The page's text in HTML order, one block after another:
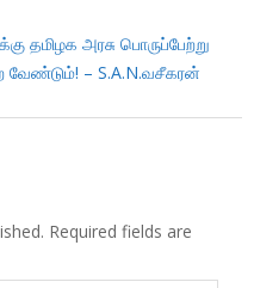
தமிழக அரசு பொருப்பேற்று
வேண்டும்! – S.A.N.வசீகரன்
Required fields are